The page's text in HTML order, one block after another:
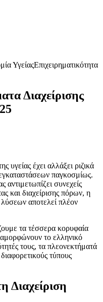
ΥγείαςΕπιχειρηματικότητα
Διαχείρισης
έχει αλλάξει ριζικά
παγκοσμίως.
συνεχείς
και διαχείρισης πόρων, η
αποτελεί πλέον
τα τέσσερα κορυφαία
το ελληνικό
τους, τα πλεονεκτήματά
τύπους
Διαχείριση